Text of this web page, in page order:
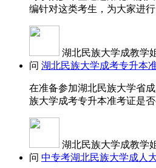
编针对这类考生，为大家进
湖北民族大学成教学
问 湖北民族大学成考专升本
在准备参加湖北民族大学省
族大学成考专升本准考证是
湖北民族大学成教学
问 中专考湖北民族大学成人